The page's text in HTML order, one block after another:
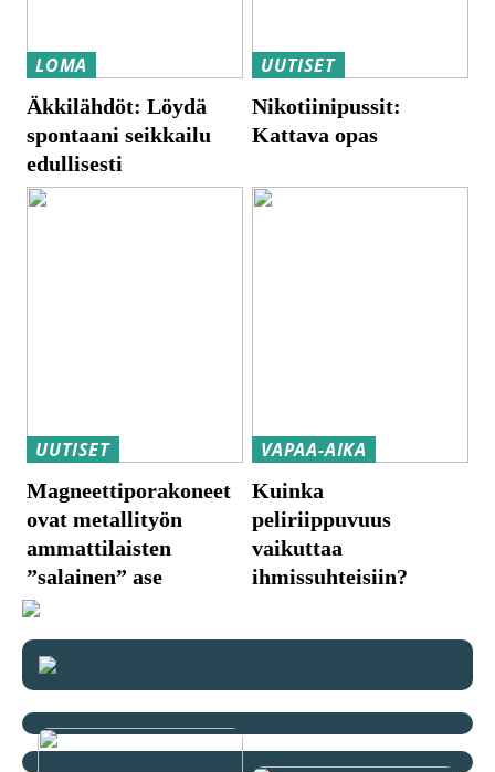
LOMA
Äkkilähdöt: Löydä
spontaani seikkailu
edullisesti
UUTISET
Nikotiinipussit:
Kattava opas
UUTISET
Magneettiporakoneet
ovat metallityön
ammattilaisten
”salainen” ase
VAPAA-AIKA
Kuinka
peliriippuvuus
vaikuttaa
ihmissuhteisiin?